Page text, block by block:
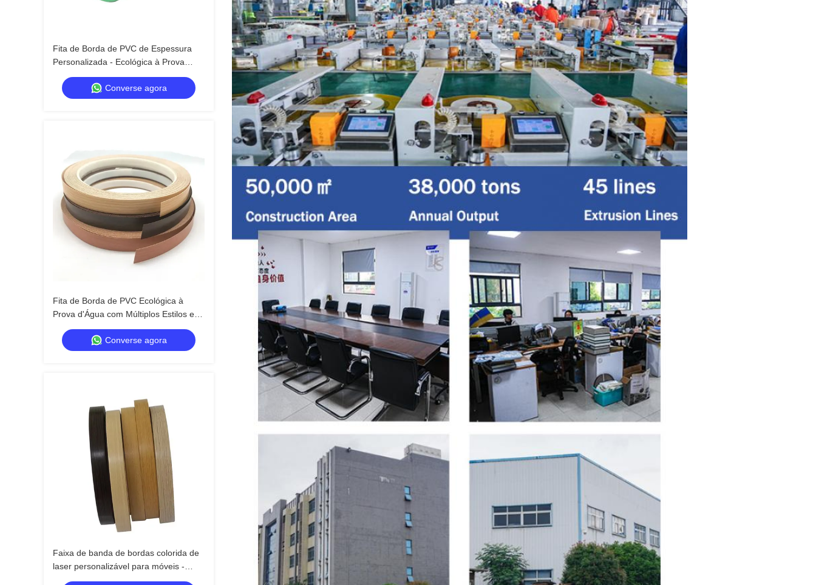
Fita de Borda de PVC de Espessura
Personalizada - Ecológica à Prova
d'Água com Múltiplos Estilos para
Embalagens de Alta Qualidade
Converse agora
Fita de Borda de PVC Ecológica à
Prova d'Água com Múltiplos Estilos e
Espessura de 0,4 mm a 3 mm para
Móveis
Converse agora
Faixa de banda de bordas colorida de
laser personalizável para móveis -
Banda de bordas de PVC eco-friendly